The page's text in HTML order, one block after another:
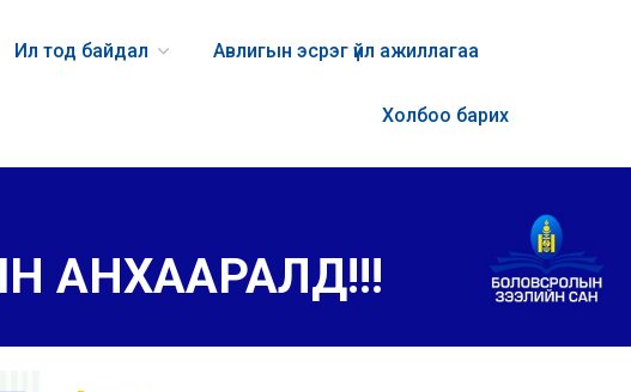
Ил тод байдал Авлигын эсрэг үйл ажиллагаа
Холбоо барих
АНХААРАЛД!!!